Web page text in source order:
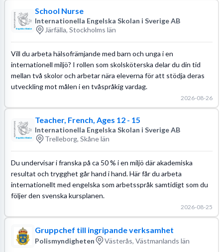
School Nurse
Internationella Engelska Skolan i Sverige AB
Järfälla, Stockholms län
Vill du arbeta hälsofrämjande med barn och unga i en
internationell miljö? I rollen som skolsköterska delar du din tid
mellan två skolor och arbetar nära eleverna för att stödja deras
utveckling mot målen i en tvåspråkig vardag.
2026-08-26
Teacher, French, Ages 12 - 15
Internationella Engelska Skolan i Sverige AB
Trelleborg, Skåne län
Du undervisar i franska på ca 50 % i en miljö där akademiska
resultat och trygghet går hand i hand. Här får du arbeta
internationellt med engelska som arbetsspråk samtidigt som du
följer den svenska kursplanen.
2026-08-25
Gruppchef till ingripande verksamhet
Polismyndigheten Västerås, Västmanlands län